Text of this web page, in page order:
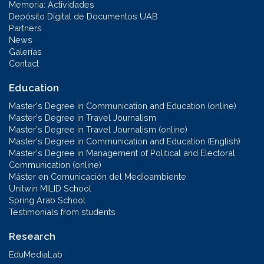
Memoria: Actividades
Depósito Digital de Documentos UAB
Partners
News
Galerías
Contact
Education
Master's Degree in Communication and Education (online)
Master's Degree in Travel Journalism
Master's Degree in Travel Journalism (online)
Master's Degree in Communication and Education (English)
Master's Degree in Management of Political and Electoral
Communication (online)
Máster en Comunicación del Medioambiente
Unitwin MILID School
Spring Arab School
Testimonials from students
Research
EduMediaLab